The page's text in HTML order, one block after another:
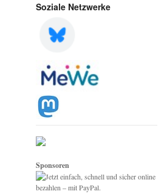
Soziale Netzwerke
Sponsoren